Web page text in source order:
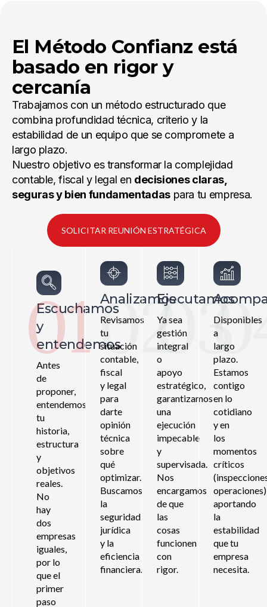
El Método Confianz está
basado en rigor y
cercanía
Trabajamos con un método estructurado que
combina profundidad técnica, criterio y la
estabilidad de un equipo que se compromete a
largo plazo.
Nuestro objetivo es transformar la complejidad
contable, fiscal y legal en decisiones claras,
seguras y bien fundamentadaspara tu empresa.
SOLICITAR REUNIÓN ESTRATÉGICA
01
Escuchamos
y
entendemos
Antes
de
proponer,
entendemos
tu
historia,
estructura
y
objetivos
reales.
No
hay
dos
empresas
iguales,
por lo
que el
primer
paso
02
Analizamos
Revisamos
tu
situación
contable,
fiscal
y legal
para
darte
opinión
técnica
sobre
qué
optimizar.
Buscamos
la
seguridad
jurídica
y la
eficiencia
financiera.
Ejecutamos
Ya sea
gestión
integral
o
apoyo
estratégico,
garantizamos
una
ejecución
impecable
y
supervisada.
Nos
encargamos
de que
las
cosas
funcionen
con
rigor.
03Disponibles
a
largo
plazo.
Estamos
contigo
en lo
cotidiano
y en
los
momentos
críticos
aportando
la
estabilidad
que tu
empresa
necesita.